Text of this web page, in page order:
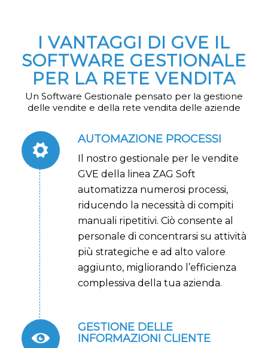
I VANTAGGI DI GVE IL
SOFTWARE GESTIONALE
PER LA RETE VENDITA
Un Software Gestionale pensato per la gestione
delle vendite e della rete vendita delle aziende
AUTOMAZIONE PROCESSI
Il nostro gestionale per le vendite
GVE della linea ZAG Soft
automatizza numerosi processi,
riducendo la necessità di compiti
manuali ripetitivi. Ciò consente al
personale di concentrarsi su attività
più strategiche e ad alto valore
aggiunto, migliorando l’efficienza
complessiva della tua azienda.
GESTIONE DELLE
INFORMAZIONI CLIENTE